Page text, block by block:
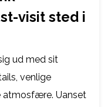
visit sted i
ud med sit
venlige
atmosfære. Uanset